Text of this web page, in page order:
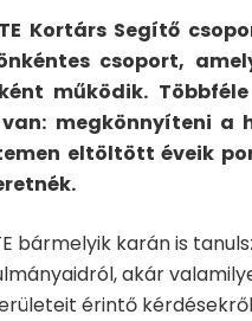
Kortárs Segítő
nkéntes csoport,
ént működik.
megkönnyíteni a
eltöltött éveik
ék.
bármelyik karán is
akár
érintő